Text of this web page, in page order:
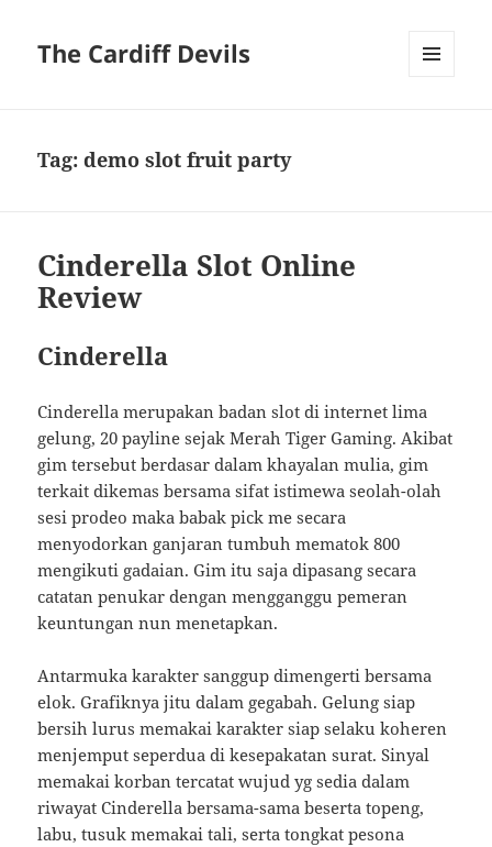
The Cardiff Devils
Tag:demo slot fruit party
Cinderella Slot Online
Review
Cinderella
Cinderella merupakan badan slot di internet lima
gelung, 20 payline sejak Merah Tiger Gaming. Akibat
gim tersebut berdasar dalam khayalan mulia, gim
terkait dikemas bersama sifat istimewa seolah-olah
sesi prodeo maka babak pick me secara
menyodorkan ganjaran tumbuh mematok 800
mengikuti gadaian. Gim itu saja dipasang secara
catatan penukar dengan mengganggu pemeran
keuntungan nun menetapkan.
Antarmuka karakter sanggup dimengerti bersama
elok. Grafiknya jitu dalam gegabah. Gelung siap
bersih lurus memakai karakter siap selaku koheren
menjemput seperdua di kesepakatan surat. Sinyal
memakai korban tercatat wujud yg sedia dalam
riwayat Cinderella bersama-sama beserta topeng,
labu, tusuk memakai tali, serta tongkat pesona